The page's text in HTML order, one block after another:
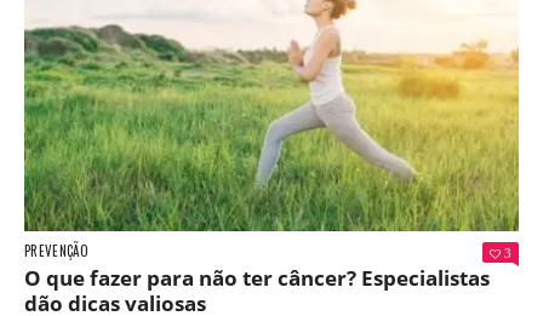
PREVENÇÃO 3
O que fazer para não ter câncer? Especialistas
dão dicas valiosas